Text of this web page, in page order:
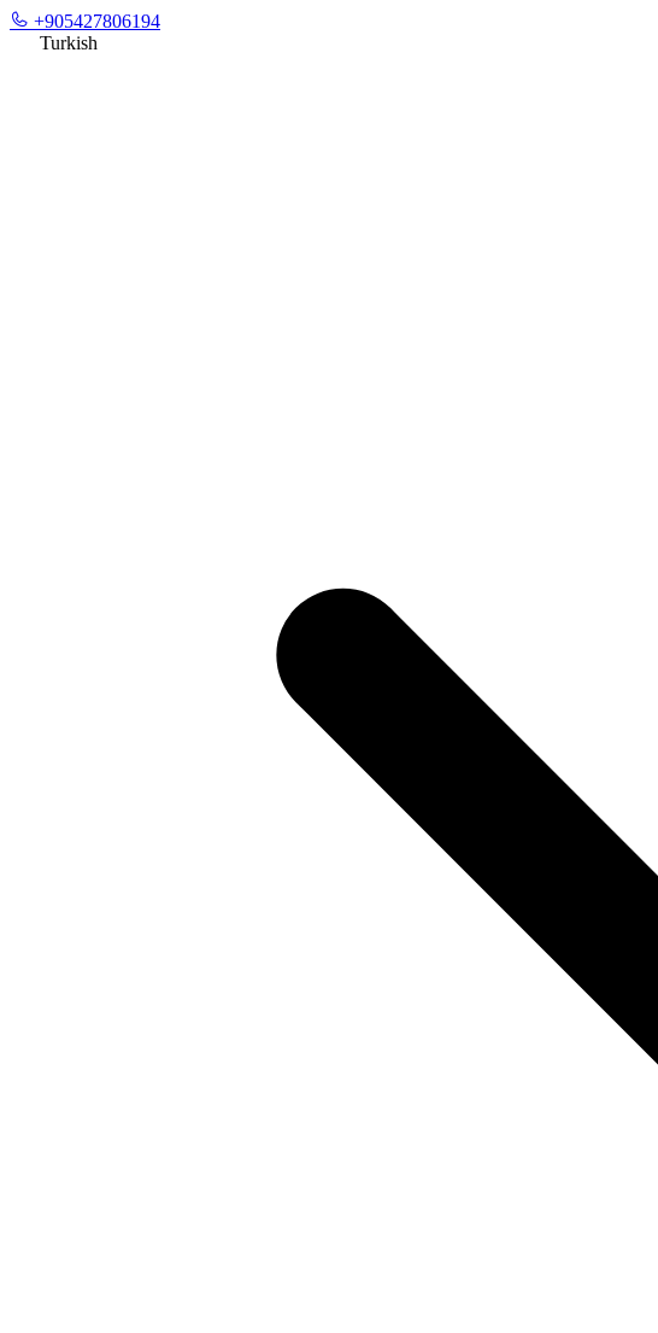
+905427806194
Turkish